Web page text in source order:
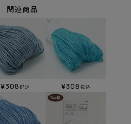
関連商品
¥308税込 ¥308税込